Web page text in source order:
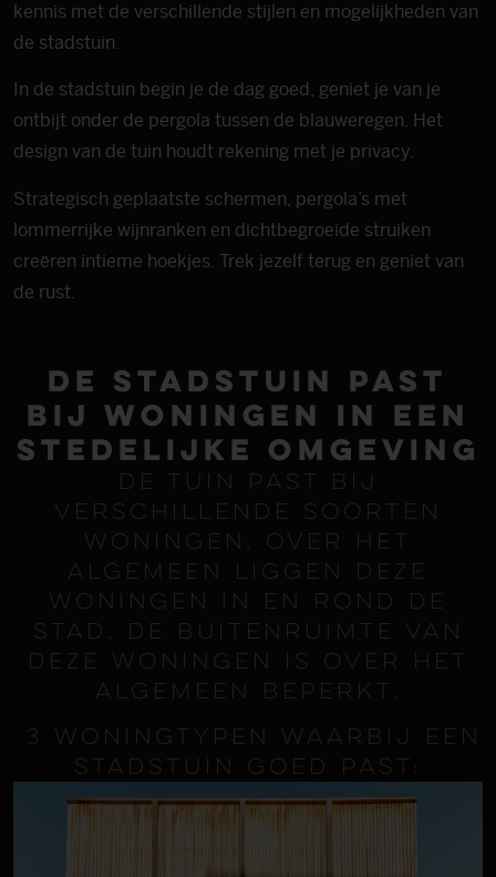
kennis met de verschillende stijlen en mogelijkheden van
de stadstuin.
In de stadstuin begin je de dag goed, geniet je van je
ontbijt onder de pergola tussen de blauweregen. Het
design van de tuin houdt rekening met je privacy.
Strategisch geplaatste schermen, pergola’s met
lommerrijke wijnranken en dichtbegroeide struiken
creëren intieme hoekjes. Trek jezelf terug en geniet van
de rust.
De stadstuin past
bij woningen in een
stedelijke omgeving
De tuin past bij
verschillende soorten
woningen. Over het
algemeen liggen deze
woningen in en rond de
stad. De buitenruimte van
deze woningen is over het
algemeen beperkt.
3 woningtypen waarbij een
stadstuin goed past: